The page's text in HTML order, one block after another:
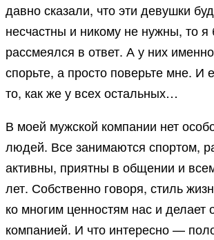
давно сказали, что эти девушки
несчастны и никому не нужны, то я
рассмеялся в ответ. А у них
спорьте, а просто поверьте мне. И
то, как же у всех остальных…
В моей мужской компании нет
людей. Все занимаются спортом,
активны, приятны в общении и
лет. Собственно говоря, стиль
ко многим ценностям нас и делает
компанией. И что интересно —